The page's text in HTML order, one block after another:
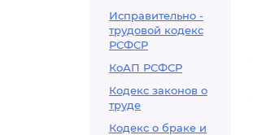
Исправительно -
трудовой кодекс
РСФСР
КоАП РСФСР
Кодекс законов о
труде
Кодекс о браке и